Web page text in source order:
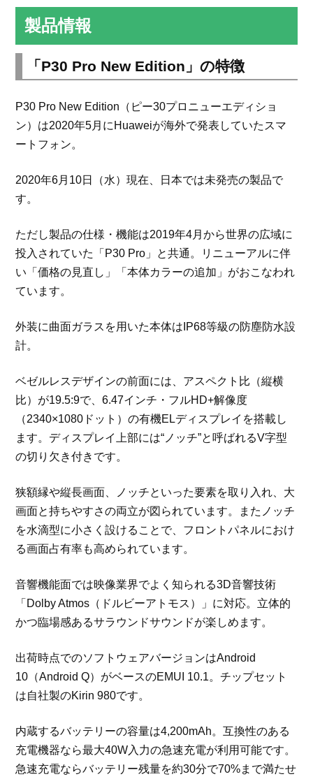
製品情報
「P30 Pro New Edition」の特徴
P30 Pro New Edition（ピー30プロニューエディショ
ン）は2020年5月にHuaweiが海外で発表していたスマ
ートフォン。
2020年6月10日（水）現在、日本では未発売の製品で
す。
ただし製品の仕様・機能は2019年4月から世界の広域に
投入されていた「P30 Pro」と共通。リニューアルに伴
い「価格の見直し」「本体カラーの追加」がおこなわれ
ています。
外装に曲面ガラスを用いた本体はIP68等級の防塵防水設
計。
ベゼルレスデザインの前面には、アスペクト比（縦横
比）が19.5:9で、6.47インチ・フルHD+解像度
（2340×1080ドット）の有機ELディスプレイを搭載し
ます。ディスプレイ上部には“ノッチ”と呼ばれるV字型
の切り欠き付きです。
狭額縁や縦長画面、ノッチといった要素を取り入れ、大
画面と持ちやすさの両立が図られています。またノッチ
を水滴型に小さく設けることで、フロントパネルにおけ
る画面占有率も高められています。
音響機能面では映像業界でよく知られる3D音響技術
「Dolby Atmos（ドルビーアトモス）」に対応。立体的
かつ臨場感あるサラウンドサウンドが楽しめます。
出荷時点でのソフトウェアバージョンはAndroid
10（Android Q）がベースのEMUI 10.1。チップセット
は自社製のKirin 980です。
内蔵するバッテリーの容量は4,200mAh。互換性のある
充電機器なら最大40W入力の急速充電が利用可能です。
急速充電ならバッテリー残量を約30分で70%まで満たせ